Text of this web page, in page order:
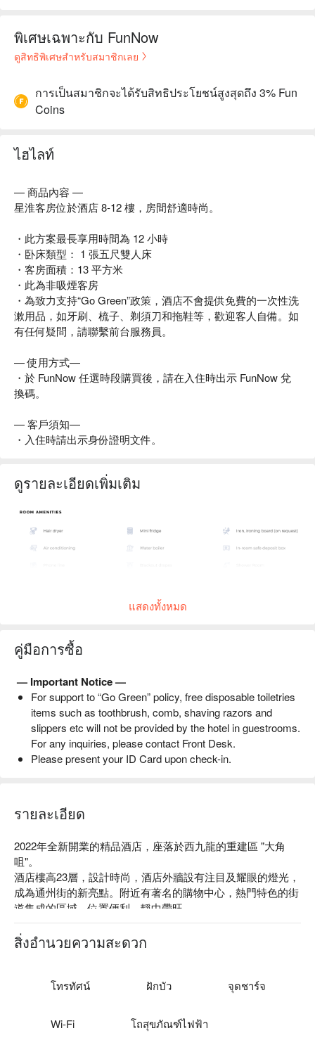
พิเศษเฉพาะกับ FunNow
ดูสิทธิพิเศษสำหรับสมาชิกเลย
การเป็นสมาชิกจะได้รับสิทธิประโยชน์สูงสุดถึง 3% Fun
Coins
ไฮไลท์
— 商品內容 —
星淮客房位於酒店 8-12 樓，房間舒適時尚。
・此方案最長享用時間為 12 小時
・卧床類型： 1 張五尺雙人床
・客房面積：13 平方米
・此為非吸煙客房
・為致力支持“Go Green”政策，酒店不會提供免費的一次性洗
漱用品，如牙刷、梳子、剃須刀和拖鞋等，歡迎客人自備。如
有任何疑問，請聯繫前台服務員。
— 使用方式—
・於 FunNow 任選時段購買後，請在入住時出示 FunNow 兌
換碼。
— 客戶須知—
・入住時請出示身份證明文件。
ดูรายละเอียดเพิ่มเติม
แสดงทั้งหมด
คู่มือการซื้อ
— Important Notice —
For support to “Go Green” policy, free disposable toiletries
items such as toothbrush, comb, shaving razors and
slippers etc will not be provided by the hotel in guestrooms.
For any inquiries, please contact Front Desk.
Please present your ID Card upon check-in.
รายละเอียด
2022年全新開業的精品酒店，座落於西九龍的重建區 "大角
咀"。
酒店樓高23層，設計時尚，酒店外牆設有注目及耀眼的燈光，
成為通州街的新亮點。附近有著名的購物中心，熱門特色的街
道集成的區域，位置便利，靜中帶旺。
酒店擁有154間客房，房間內設計簡約、現代、清潔及舒適的
房間，全部客房均為落地大窗，讓住客觀賞西九龍的美麗風
สิ่งอำนวยความสะดวก
โทรทัศน์ ฝักบัว จุดชาร์จ
Wi-Fi โถสุขภัณฑ์ไฟฟ้า